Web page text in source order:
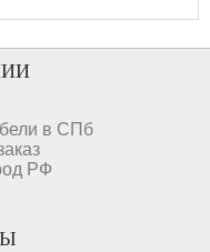
в СПб
РФ